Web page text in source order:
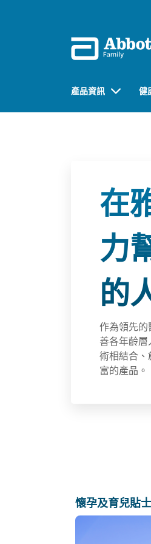
產品資訊 健
在
力
的
作為領先
善各年齡
術相結合
富的產品。
懷孕及育兒貼士